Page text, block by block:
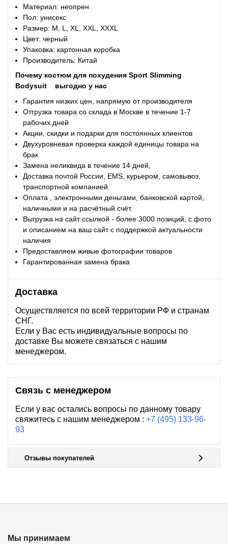
Материал: неопрен
Пол: унисекс
Размер: M, L, XL, XXL, XXXL
Цвет: черный
Упаковка: картонная коробка
Производитель: Китай
Почему костюм для похудения Sport Slimming
Bodysuit
выгодно у нас
Гарантия низких цен, напрямую от производителя
Отгрузка товара со склада в Москве в течение 1-7
рабочих дней
Акции, скидки и подарки для постоянных клиентов
Двухуровневая проверка каждой единицы товара на
брак
Замена неликвида в течение 14 дней,
Доставка почтой России, EMS, курьером, самовывоз,
транспортной компанией.
Оплата , электронными деньгами, банковской картой,
наличными и на расчётный счёт.
Выгрузка на сайт ссылкой - более 3000 позиций, с фото
и описанием на ваш сайт с поддержкой актуальности
наличия
Предоставляем живые фотографии товаров
Гарантированная замена брака
Доставка
Осуществляется по всей территории РФ и странам
СНГ.
Если у Вас есть индивидуальные вопросы по
доставке Вы можете связаться с нашим
менеджером.
Связь с менеджером
Если у вас остались вопросы по данному товару
свяжитесь с нашим менеджером : +7 (495) 133-96-
93
Отзывы покупателей
Мы принимаем